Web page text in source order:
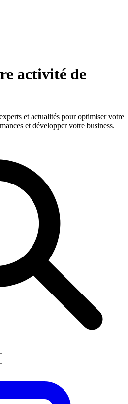
activité de
et actualités pour optimiser votre
et développer votre business.